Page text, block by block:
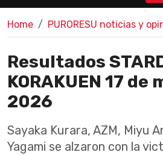
Home PURORESU noticias y
Resultados
KORAKUEN 17 de
2026
Sayaka Kurara, AZM, Miyu
Yagami se alzaron con la